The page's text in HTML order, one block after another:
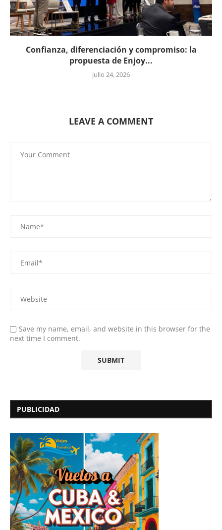
Confianza, diferenciación y compromiso: la
propuesta de Enjoy...
julio 24, 2026
LEAVE A COMMENT
Save my name, email, and website in this browser for the
next time I comment.
PUBLICIDAD